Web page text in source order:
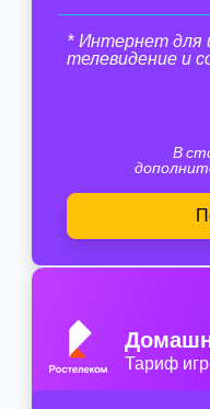
* Интернет для
телевидение и
В
Тариф